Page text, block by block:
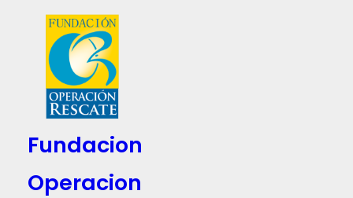
Fundacion
Operacion